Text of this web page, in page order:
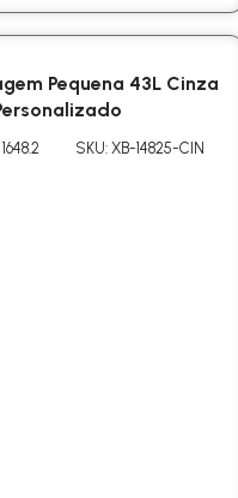
Pequena 43L Cinza
SKU: XB-14825-CIN